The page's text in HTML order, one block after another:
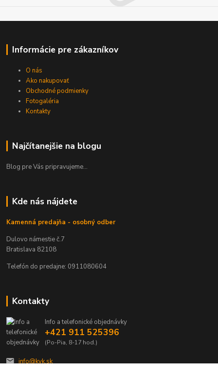
Informácie pre zákazníkov
O nás
Ako nakupovať
Obchodné podmienky
Fotogaléria
Kontakty
Najčítanejšie na blogu
Blog pre Vás pripravujeme...
Kde nás nájdete
Kamenná predajňa - osobný odber
Dulovo námestie č.7
Bratislava 82108
Telefón do predajne: 0911080604
Kontakty
Info a telefonické objednávky
+421 911 525396
(Po-Pia, 8-17 hod.)
info@kvk.sk